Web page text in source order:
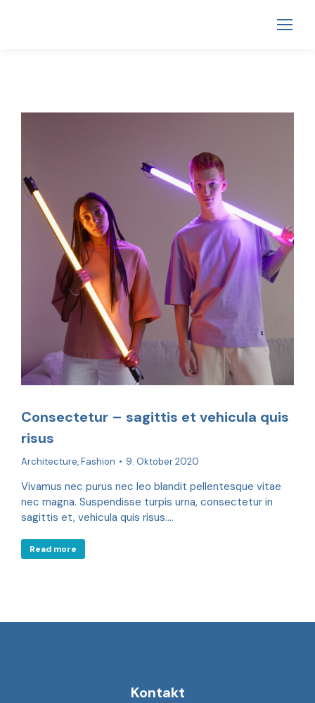
Consectetur – sagittis et vehicula quis
risus
Architecture,Fashion 9. Oktober 2020
Vivamus nec purus nec leo blandit pellentesque vitae
nec magna. Suspendisse turpis urna, consectetur in
sagittis et, vehicula quis risus.…
Read more
Kontakt